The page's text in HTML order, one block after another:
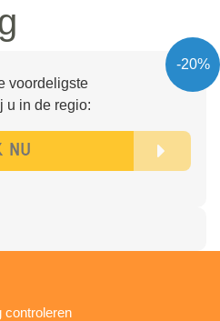
-20%
voordeligste
u in de regio:
controleren